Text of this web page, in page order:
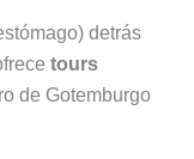
detrás
tours
de Gotemburgo